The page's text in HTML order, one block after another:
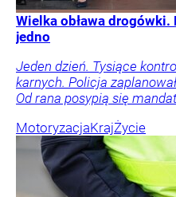
Wielka obława
jedno
Jeden dzień. Tysiące
karnych. Policja
Od rana posypią się
MotoryzacjaKrajŻycie